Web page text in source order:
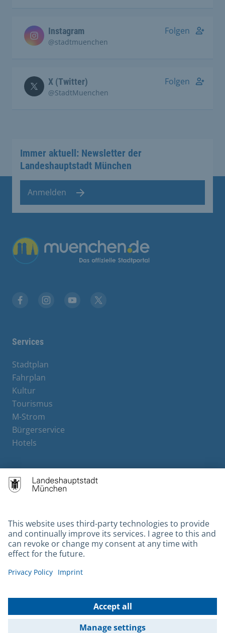
Instagram
@stadtmuenchen
Folgen
X (Twitter)
@StadtMuenchen
Folgen
Immer aktuell: Newsletter der
Landeshauptstadt München
Anmelden
Übergreifende Links
Services
Stadtplan
Fahrplan
Kultur
Tourismus
M-Strom
Bürgerservice
Hotels
Contact
Gebärdensprache
Datenschutz
Kontakt
© 2026 Portal München Betriebs GmbH & Co. KG - Ein Service der
Landeshauptstadt München und der Stadtwerke München GmbH